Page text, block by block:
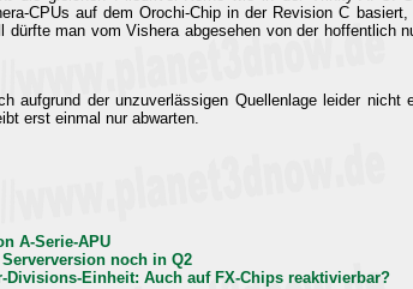
CPUs auf dem Orochi-Chip in der Revision C
dürfte man vom Vishera abgesehen von der hoffentlich
aufgrund der unzuverlässigen Quellenlage leider
erst einmal nur abwarten.
A-Serie-APU
noch in Q2
Einheit: Auch auf FX-Chips reaktivierbar?